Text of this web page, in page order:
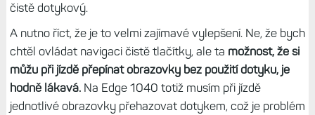
čistě dotykový.
A nutno říct, že je to velmi zajímavé vylepšení. Ne, že bych
chtěl ovládat navigaci čistě tlačítky, ale ta možnost, že si
můžu při jízdě přepínat obrazovky bez použití dotyku, je
hodně lákavá.Na Edge 1040 totiž musím při jízdě
jednotlivé obrazovky přehazovat dotykem, což je problém